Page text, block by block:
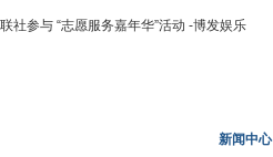
联社参与 “志愿服务嘉年华”活动 -博发娱乐
新闻中心